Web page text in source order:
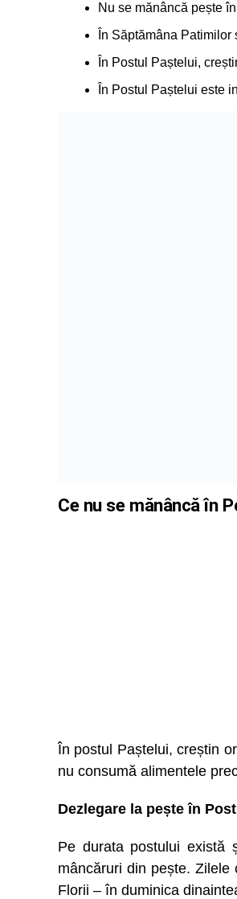
Nu se mănâncă pește
În Săptămâna
În Postul Paștelui,
În Postul Paștelui este
Ce nu se mănâncă în
În postul Paștelui, creștin
nu consumă alimentele
Dezlegare la pește în
Pe durata postului există
mâncăruri din pește.
Florii – în duminica